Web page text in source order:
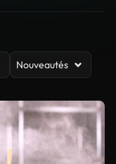
Nouveautés